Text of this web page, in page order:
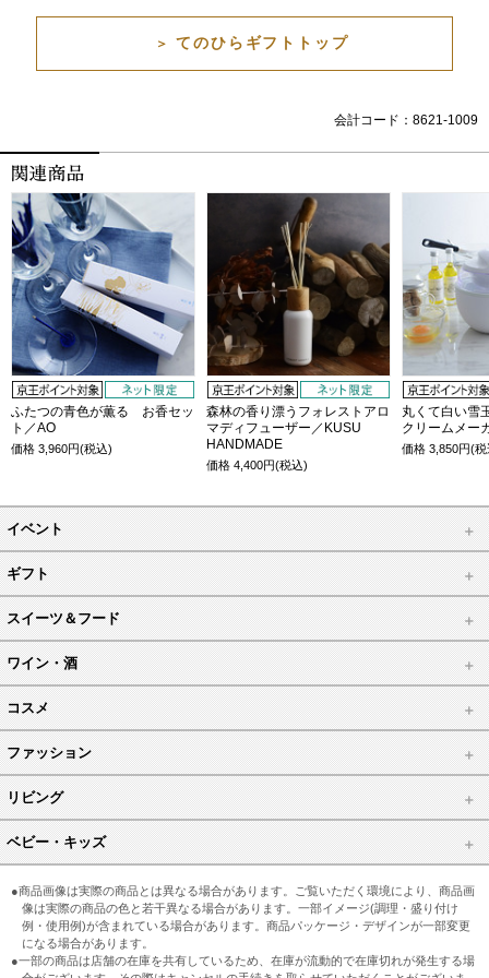
＞ てのひらギフトトップ
会計コード：8621-1009
ふたつの青色が薫る お香セッ
ト／AO
価格 3,960円(税込)
森林の香り漂うフォレストアロ
マディフューザー／KUSU
HANDMADE
価格4,400円(税込)
丸くて白い雪
クリームメー
価格3,850円(
イベント
ギフト
スイーツ＆フード
ワイン・酒
コスメ
ファッション
リビング
ベビー・キッズ
●商品画像は実際の商品とは異なる場合があります。ご覧いただく環境により、商品画
像は実際の商品の色と若干異なる場合があります。一部イメージ(調理・盛り付け
例・使用例)が含まれている場合があります。商品パッケージ・デザインが一部変更
になる場合があります。
●一部の商品は店舗の在庫を共有しているため、在庫が流動的で在庫切れが発生する場